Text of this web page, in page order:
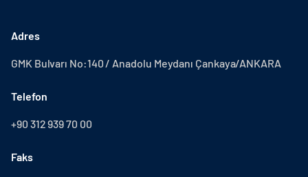
Adres
GMK Bulvarı No:140 / Anadolu Meydanı Çankaya/ANKARA
Telefon
+90 312 939 70 00
Faks